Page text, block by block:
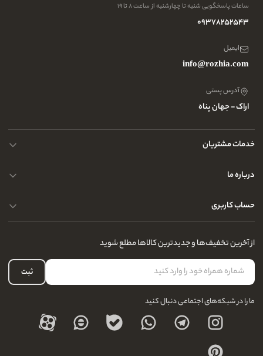
ساعات پاسخگویی شنبه تا چهارشنبه از ساعت ۸ تا ۱۹
09378252543
ایمیل
info@rozhia.com
آدرس پستی
اراک - جهان پناه
خدمات مشتریان
حریم خصوصی کاربران
تماس با ما
درباره ما
سوالات متداول
آدرس فروشگاه
نحوه ارسال کالا
نحوه بازگشت کالا
درباره ما
حساب کاربری
لیست علاقه‌مندی
حساب کاربری
از آخرین تخفیف‌ها و جدیدترین کالاها مطلع شوید
ثبت
ما را در شبکه‌های اجتماعی دنبال کنید